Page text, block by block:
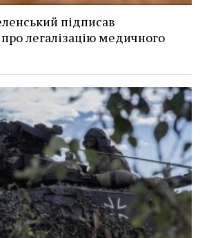
підписав
легалізацію медичного